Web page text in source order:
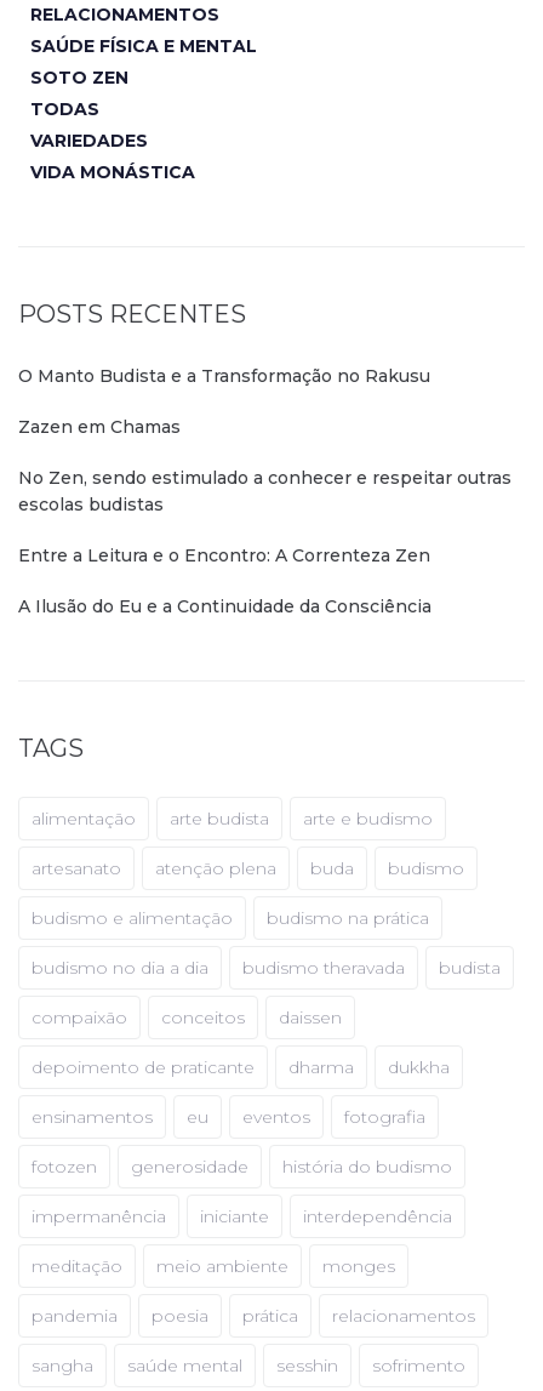
RELACIONAMENTOS
SAÚDE FÍSICA E MENTAL
SOTO ZEN
TODAS
VARIEDADES
VIDA MONÁSTICA
POSTS RECENTES
O Manto Budista e a Transformação no Rakusu
Zazen em Chamas
No Zen, sendo estimulado a conhecer e respeitar outras
escolas budistas
Entre a Leitura e o Encontro: A Correnteza Zen
A Ilusão do Eu e a Continuidade da Consciência
TAGS
alimentação arte budista arte e budismo
artesanato atenção plena buda budismo
budismo e alimentação budismo na prática
budismo no dia a dia budismo theravada budista
compaixão conceitos daissen
depoimento de praticante dharma dukkha
ensinamentos eu eventos fotografia
fotozen generosidade história do budismo
impermanência iniciante interdependência
meditação meio ambiente monges
pandemia poesia prática relacionamentos
sangha saúde mental sesshin sofrimento